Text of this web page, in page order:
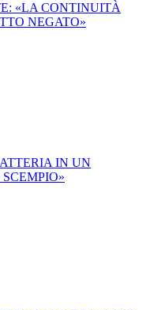
«LA CONTINUITÀ
NEGATO»
IN UN